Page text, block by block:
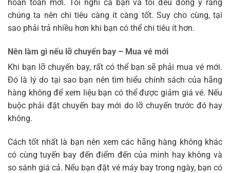
hoàn toàn mới. Tôi nghĩ cả bạn và tôi đều đồng ý rằng
chúng ta nên chi tiêu càng ít càng tốt. Suy cho cùng, tại
sao phải trả nhiều hơn khi bạn có thể chi tiêu ít hơn.
Nên làm gì nếu lỡ chuyến bay – Mua vé mới
Khi bạn lỡ chuyến bay, rất có thể bạn sẽ phải mua vé mới.
Đó là lý do tại sao bạn nên tìm hiểu chính sách của hãng
hàng không để xem liệu bạn có thể được giảm giá vé. Nếu
buộc phải đặt chuyến bay mới do lỡ chuyến trước đó hay
không.
Cách tốt nhất là bạn nên xem các hãng hàng không khác
có cùng tuyến bay đến điểm đến của mình hay không và
so sánh giá cả. Nếu bạn đặt vé máy bay trong ngày, bạn có